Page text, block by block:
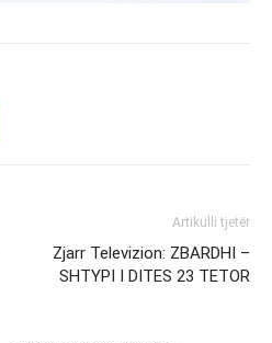
Artikulli tjetër
Zjarr Televizion: ZBARDHI –
SHTYPI I DITES 23 TETOR